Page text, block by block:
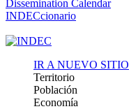
Dissemination Calendar
INDECcionario
IR A NUEVO SITIO
Territorio
Población
Economía